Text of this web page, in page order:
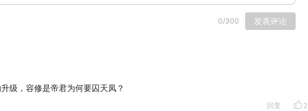
0/300 发表评论
级，容修是帝君为何要囚天凤？
回复 2